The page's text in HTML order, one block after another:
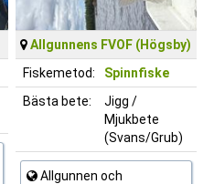
Allgunnens FVOF (Högsby)
Fiskemetod:
Spinnfiske
Bästa bete:
Jigg /
Mjukbete
(Svans/Grub)
Allgunnen och